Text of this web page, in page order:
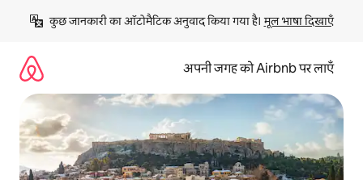
छोड़कर
कॉन्टेंट
कुछ जानकारी का ऑटोमैटिक अनुवाद किया गया है। मूल भाषा दिखाएँ
अपनी जगह को Airbnb पर लाएँ